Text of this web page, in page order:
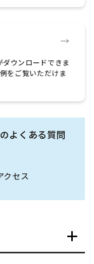
ウンロードできま
をご覧いただけま
よくある質問
クセス